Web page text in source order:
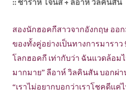
:: ซาราห์ โจนส์ + ลีอาห์ วิลคินสัน
สองนักฮอคกีสาวจากอังกฤษ ออ
ของทั้งคู่อย่างเป็นทางการมาราว
โลกฮอคกี เท่ากับว่า ฉันแวดล้อ
มากมาย” ลีอาห์ วิลคินสัน บอกผ่
“เราไม่อยากบอกว่าเราโชคดีแค่